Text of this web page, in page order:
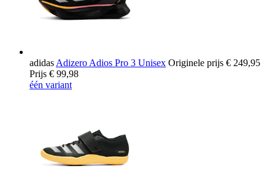
adidas Adizero Adios Pro 3 Unisex Originele prijs € 249,95
Prijs € 99,98
één variant